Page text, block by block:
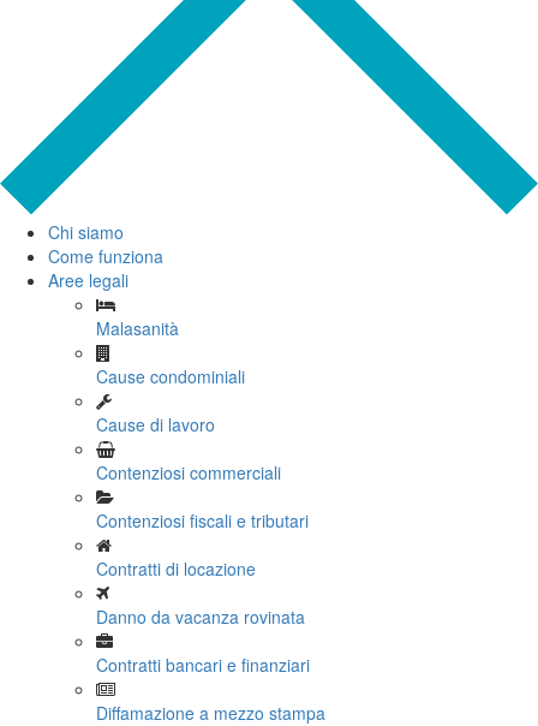
Chi siamo
Come funziona
Aree legali
Malasanità
Cause condominiali
Cause di lavoro
Contenziosi commerciali
Contenziosi fiscali e tributari
Contratti di locazione
Danno da vacanza rovinata
Contratti bancari e finanziari
Diffamazione a mezzo stampa